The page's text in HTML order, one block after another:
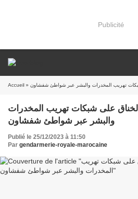
Publicité
Accueil شبكات تهريب المخدرات والبشر عبر شواطئ شفشاون
على شبكات تهريب المخدرات
والبشر عبر شواطئ شفشاون
Publié le 25/12/2023 à 11:50
Par gendarmerie-royale-marocaine